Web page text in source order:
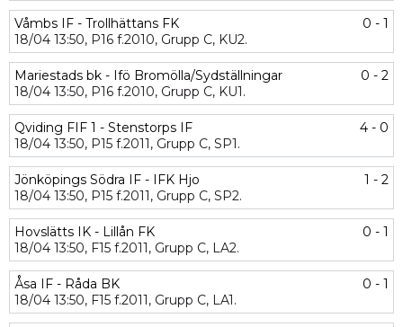
Våmbs IF - Trollhättans FK
0 - 1
18/04 13:50, P16 f.2010, Grupp C, KU2.
Mariestads bk - Ifö Bromölla/Sydställningar
0 - 2
18/04 13:50, P16 f.2010, Grupp C, KU1.
Qviding FIF 1 - Stenstorps IF
4 - 0
18/04 13:50, P15 f.2011, Grupp C, SP1.
Jönköpings Södra IF - IFK Hjo
1 - 2
18/04 13:50, P15 f.2011, Grupp C, SP2.
Hovslätts IK - Lillån FK
0 - 1
18/04 13:50, F15 f.2011, Grupp C, LA2.
Åsa IF - Råda BK
0 - 1
18/04 13:50, F15 f.2011, Grupp C, LA1.